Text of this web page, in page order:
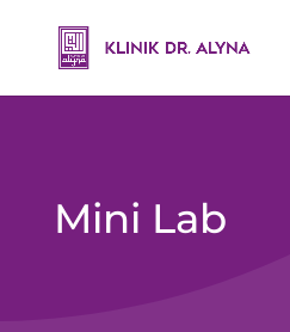
Mini Lab